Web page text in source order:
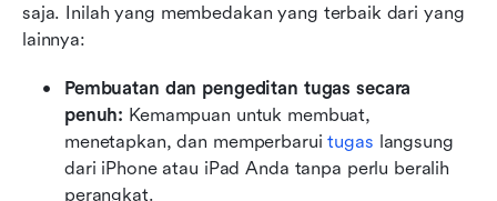
saja. Inilah yang membedakan yang terbaik dari yang
lainnya:
Pembuatan dan pengeditan tugas secara
penuh: Kemampuan untuk membuat,
menetapkan, dan memperbarui tugas langsung
dari iPhone atau iPad Anda tanpa perlu beralih
perangkat.